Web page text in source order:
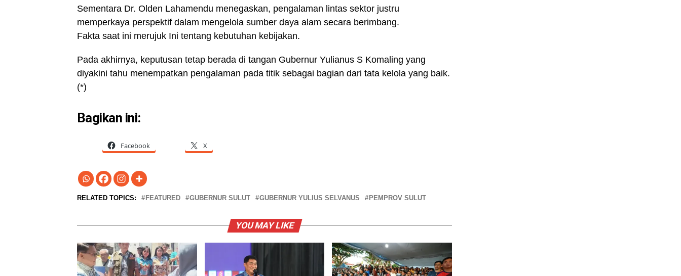
Sementara Dr. Olden Lahamendu menegaskan, pengalaman lintas sektor justru
memperkaya perspektif dalam mengelola sumber daya alam secara berimbang.
Fakta saat ini merujuk Ini tentang kebutuhan kebijakan.
Pada akhirnya, keputusan tetap berada di tangan Gubernur Yulianus S Komaling yang
diyakini tahu menempatkan pengalaman pada titik sebagai bagian dari tata kelola yang baik.
(*)
Bagikan ini:
Facebook X
RELATED TOPICS: FEATURED GUBERNUR SULUT GUBERNUR YULIUS SELVANUS PEMPROV SULUT
YOU MAY LIKE